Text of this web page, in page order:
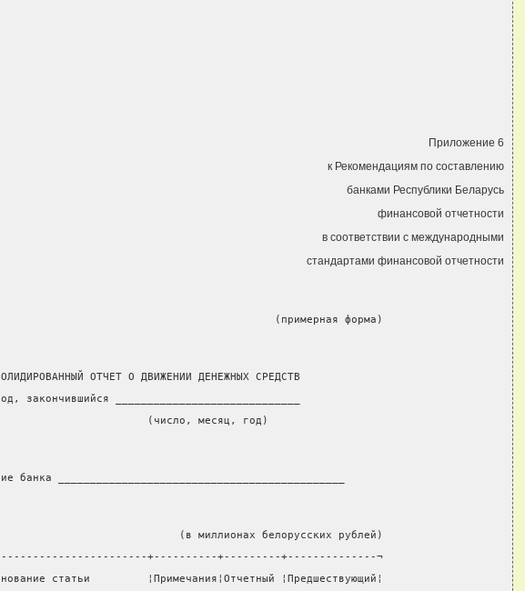
Приложение 6
к Рекомендациям по составлению
банками Республики Беларусь
финансовой отчетности
в соответствии с международными
стандартами финансовой отчетности
(примерная форма)
ОТЧЕТ О ДВИЖЕНИИ ДЕНЕЖНЫХ СРЕДСТВ
закончившийся _____________________________
(число, месяц, год)
банка _____________________________________________
(в миллионах белорусских рублей)
+----------+---------+--------------¬
статьи         ¦Примечания¦Отчетный ¦Предшествующий¦